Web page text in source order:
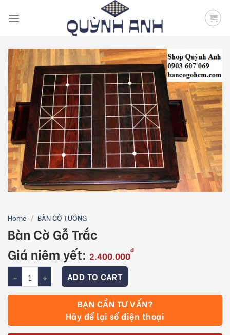
Home / BÀN CỜ TƯỚNG
Bàn Cờ Gỗ Trắc
Giá niêm yết: 2.400.000₫
ADD TO CART
BẠN CẦN TƯ VẤN?
Hãy để lại số điện thoại